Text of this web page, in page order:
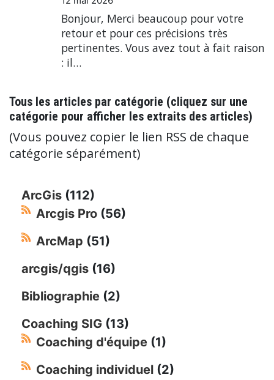
Bonjour, Merci beaucoup pour votre
retour et pour ces précisions très
pertinentes. Vous avez tout à fait raison
: il…
Tous les articles par catégorie (cliquez sur une
catégorie pour afficher les extraits des articles)
(Vous pouvez copier le lien RSS de chaque
catégorie séparément)
ArcGis (112)
Arcgis Pro (56)
ArcMap (51)
arcgis/qgis (16)
Bibliographie (2)
Coaching SIG (13)
Coaching d'équipe (1)
Coaching individuel (2)